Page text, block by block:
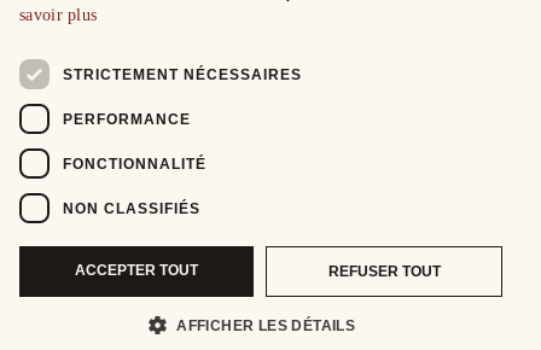
savoir plus
STRICTEMENT NÉCESSAIRES
PERFORMANCE
FONCTIONNALITÉ
NON CLASSIFIÉS
ACCEPTER TOUT REFUSER TOUT
AFFICHER LES DÉTAILS